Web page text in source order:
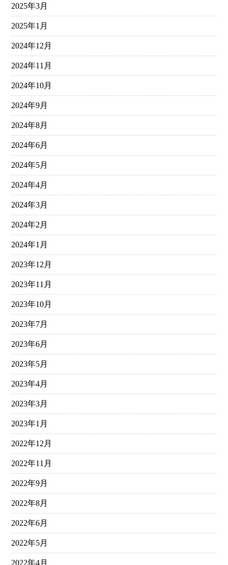
2025年3月
2025年1月
2024年12月
2024年11月
2024年10月
2024年9月
2024年8月
2024年6月
2024年5月
2024年4月
2024年3月
2024年2月
2024年1月
2023年12月
2023年11月
2023年10月
2023年7月
2023年6月
2023年5月
2023年4月
2023年3月
2023年1月
2022年12月
2022年11月
2022年9月
2022年8月
2022年6月
2022年5月
2022年4月